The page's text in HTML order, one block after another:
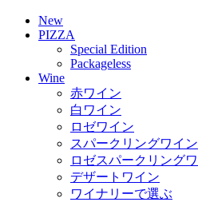
New
PIZZA
Special Edition
Packageless
Wine
赤ワイン
白ワイン
ロゼワイン
スパークリングワイン
ロゼスパークリング
デザートワイン
ワイナリーで選ぶ